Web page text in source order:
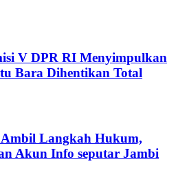
V DPR RI Menyimpulkan
Bara Dihentikan Total
Langkah Hukum,
Akun Info seputar Jambi